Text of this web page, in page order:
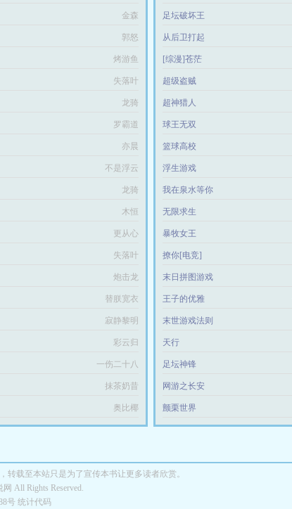
金森
郭怒
烤游鱼
失落叶
龙骑
罗霸道
亦晨
不是浮云
龙骑
木恒
更从心
失落叶
炮击龙
替朕宽衣
寂静黎明
彩云归
一伤二十八
抹茶奶昔
奥比椰
足坛破坏王
从后卫打起
[综漫]苍茫
超级盗贼
超神猎人
球王无双
篮球高校
浮生游戏
我在泉水等你
无限求生
暴牧女王
撩你[电竞]
末日拼图游戏
王子的优雅
末世游戏法则
天行
足坛神锋
网游之长安
颤栗世界
载至本站只是为了宣传本书让更多读者欣赏。
All Rights Reserved.
号 统计代码